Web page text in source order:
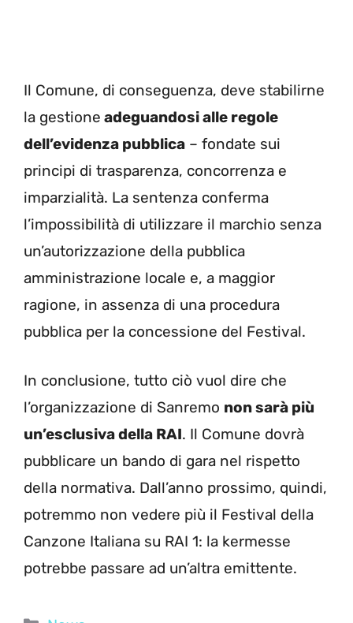
Il Comune, di conseguenza, deve stabilirne
la gestione adeguandosi alle regole
dell’evidenza pubblica – fondate sui
principi di trasparenza, concorrenza e
imparzialità. La sentenza conferma
l’impossibilità di utilizzare il marchio senza
un’autorizzazione della pubblica
amministrazione locale e, a maggior
ragione, in assenza di una procedura
pubblica per la concessione del Festival.
In conclusione, tutto ciò vuol dire che
l’organizzazione di Sanremo non sarà più
un’esclusiva della RAI. Il Comune dovrà
pubblicare un bando di gara nel rispetto
della normativa. Dall’anno prossimo, quindi,
potremmo non vedere più il Festival della
Canzone Italiana su RAI 1: la kermesse
potrebbe passare ad un’altra emittente.